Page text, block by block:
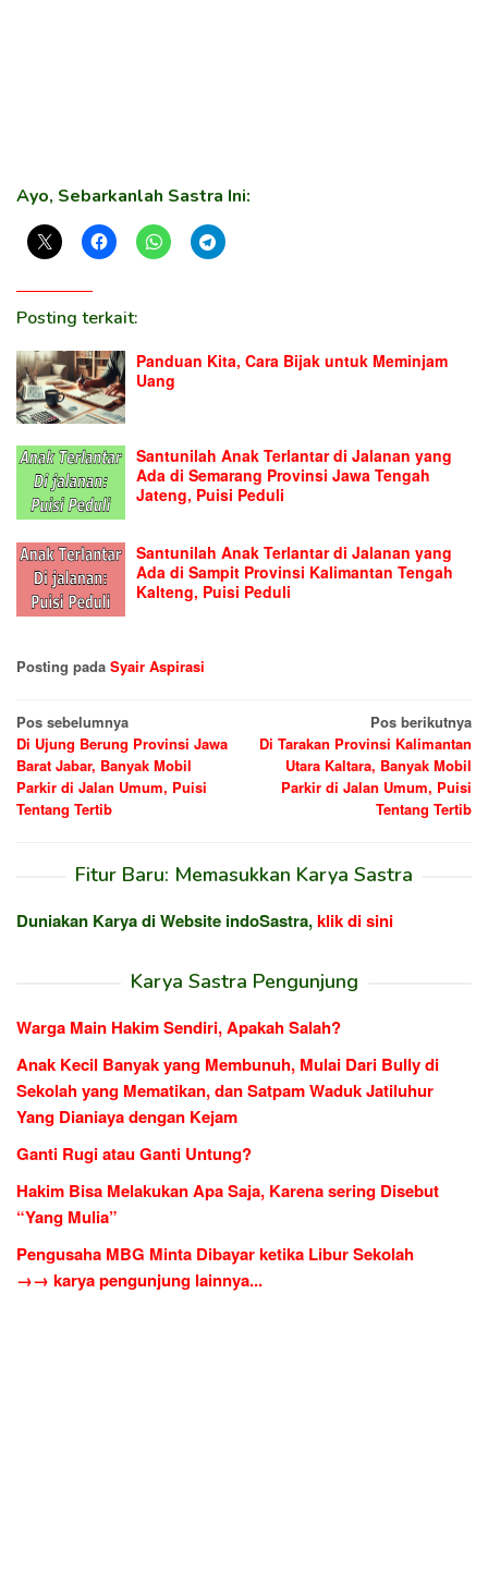
Ayo, Sebarkanlah Sastra Ini:
Posting terkait:
Panduan Kita, Cara Bijak untuk Meminjam
Uang
Santunilah Anak Terlantar di Jalanan yang
Ada di Semarang Provinsi Jawa Tengah
Jateng, Puisi Peduli
Santunilah Anak Terlantar di Jalanan yang
Ada di Sampit Provinsi Kalimantan Tengah
Kalteng, Puisi Peduli
Posting pada Syair Aspirasi
Navigasi
pos
Pos sebelumnya
Di Ujung Berung Provinsi Jawa
Barat Jabar, Banyak Mobil
Parkir di Jalan Umum, Puisi
Tentang Tertib
Pos berikutnya
Di Tarakan Provinsi Kalimantan
Utara Kaltara, Banyak Mobil
Parkir di Jalan Umum, Puisi
Tentang Tertib
Fitur Baru: Memasukkan Karya Sastra
Duniakan Karya di Website indoSastra,klik di sini
Karya Sastra Pengunjung
Warga Main Hakim Sendiri, Apakah Salah?
Anak Kecil Banyak yang Membunuh, Mulai Dari Bully di
Sekolah yang Mematikan, dan Satpam Waduk Jatiluhur
Yang Dianiaya dengan Kejam
Ganti Rugi atau Ganti Untung?
Hakim Bisa Melakukan Apa Saja, Karena sering Disebut
“Yang Mulia”
Pengusaha MBG Minta Dibayar ketika Libur Sekolah
→→ karya pengunjung lainnya...